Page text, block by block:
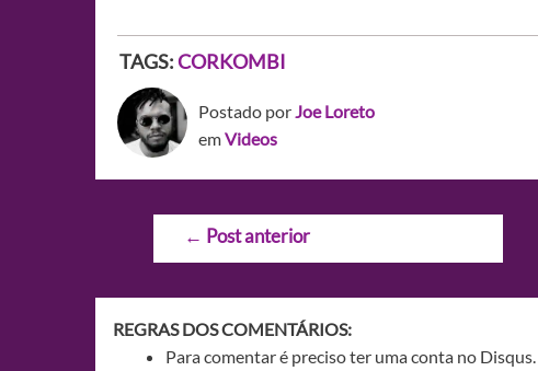
TAGS:CORKOMBI
Postado porJoe Loreto
emVideos
Navegação
← Post anterior
REGRAS DOS COMENTÁRIOS:
Para comentar é preciso ter uma conta no Disqus.